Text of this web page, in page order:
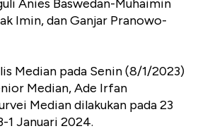
Anies Baswedan-Muhaimin
Imin, dan Ganjar Pranowo-
Median pada Senin (8/1/2023)
Median, Ade Irfan
Median dilakukan pada 23
1 Januari 2024.